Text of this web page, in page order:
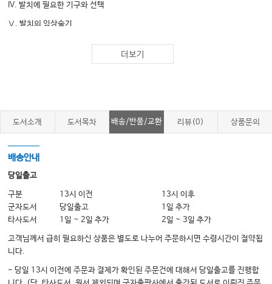
IV. 발치에 필요한 기구와 선택
Ⅴ. 발치의 임상술기
Ⅹ. 치아이식술
Chapter 04 구강악안면감염
Ⅰ. 치성감염의 양상과 치료원칙
Ⅱ. 진행된 치성감염과 합병증
Ⅳ. 치성감염의 예방과 항생제 사용의 문제
Ⅴ. 백신
더보기
도서소개 도서목차 배송/반품/교환 리뷰(0) 상품문의
배송안내
당일출고
구분 13시 이전
13시 이후
군자도서
당일출고
1일 추가
타사도서
1일 ~ 2일 추가 2일 ~ 3일 추가
고객님께서 급히 필요하신 상품은 별도로 나누어 주문하시면 수령시간이 절약됩
니다.
- 당일 13시 이전에 주문과 결제가 확인된 주문건에 대해서 당일출고를 진행합